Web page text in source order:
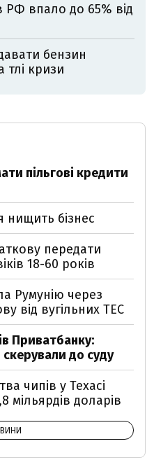
впало до 65% від
бензин
тлі кризи
пільгові кредити
нищить бізнес
передати
18-60 років
Румунію через
від вугільних ТЕС
Приватбанку:
до суду
чипів у Техасі
мільярдів доларів